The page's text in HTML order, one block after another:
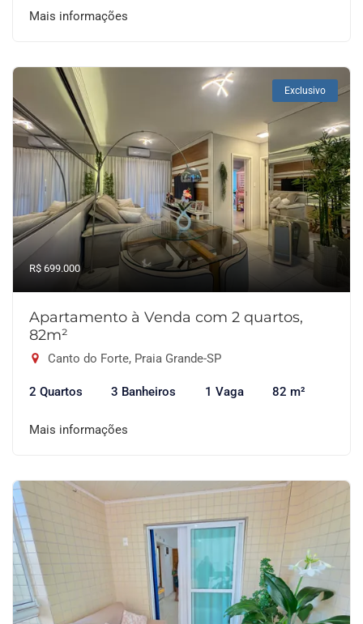
Mais informações
Exclusivo
R$ 699.000
Apartamento à Venda com 2 quartos,
82m²
Canto do Forte, Praia Grande-SP
2 Quartos 3 Banheiros 1 Vaga 82 m²
Mais informações